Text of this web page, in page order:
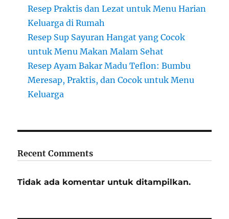
Resep Praktis dan Lezat untuk Menu Harian
Keluarga di Rumah
Resep Sup Sayuran Hangat yang Cocok
untuk Menu Makan Malam Sehat
Resep Ayam Bakar Madu Teflon: Bumbu
Meresap, Praktis, dan Cocok untuk Menu
Keluarga
Recent Comments
Tidak ada komentar untuk ditampilkan.